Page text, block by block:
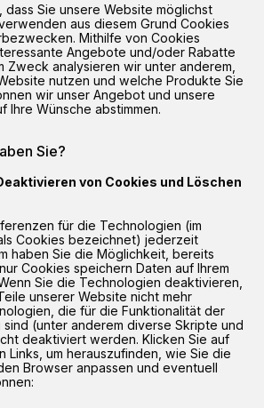
dass Sie unsere Website möglichst
aus diesem Grund Cookies
Mithilfe von Cookies
Angebote und/oder Rabatte
Zweck analysieren wir unter anderem,
nutzen und welche Produkte Sie
wir unser Angebot und unsere
Ihre Wünsche abstimmen.
Sie?
von Cookies und Löschen
für die Technologien (im
Cookies bezeichnet) jederzeit
haben Sie die Möglichkeit, bereits
Cookies speichern Daten auf Ihrem
Sie die Technologien deaktivieren,
unserer Website nicht mehr
die für die Funktionalität der
(unter anderem diverse Skripte und
deaktiviert werden. Klicken Sie auf
Links, um herauszufinden, wie Sie die
Browser anpassen und eventuell